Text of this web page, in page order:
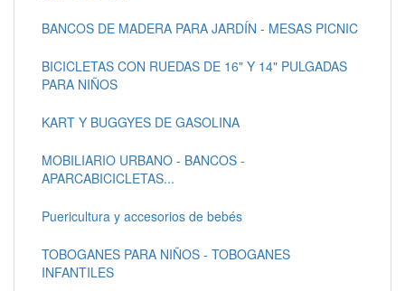
BANCOS DE MADERA PARA JARDÍN - MESAS PICNIC
BICICLETAS CON RUEDAS DE 16" Y 14" PULGADAS
PARA NIÑOS
KART Y BUGGYES DE GASOLINA
MOBILIARIO URBANO - BANCOS -
APARCABICICLETAS...
Puericultura y accesorios de bebés
TOBOGANES PARA NIÑOS - TOBOGANES
INFANTILES